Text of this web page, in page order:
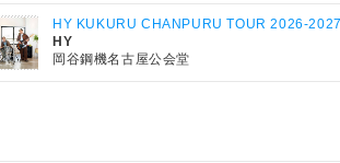
HY KUKURU CHANPURU TOUR 2026-2027
HY
岡谷鋼機名古屋公会堂